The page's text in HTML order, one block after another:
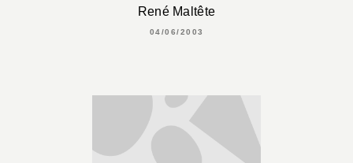
René Maltête
04/06/2003